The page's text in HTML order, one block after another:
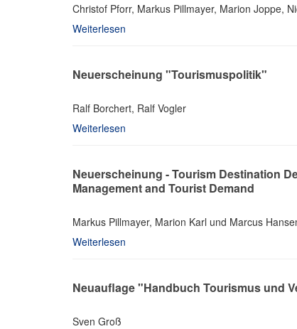
Christof Pforr, Markus Pillmayer, Marion Joppe,
Weiterlesen
Neuerscheinung "Tourismuspolitik"
Ralf Borchert, Ralf Vogler
Weiterlesen
Neuerscheinung - Tourism Destination
Management and Tourist Demand
Markus Pillmayer, Marion Karl und Marcus
Weiterlesen
Neuauflage "Handbuch Tourismus und
Sven Groß